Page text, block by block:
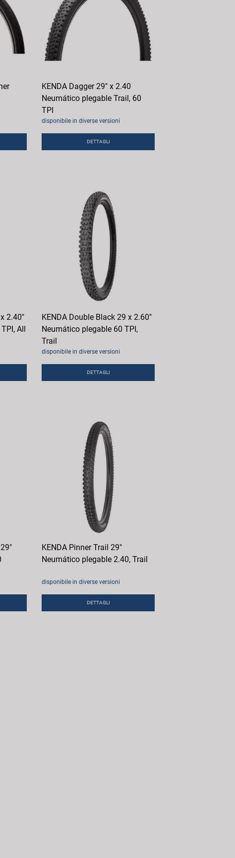
KENDA Dagger 29" x 2.40
Neumático plegable Trail, 60
TPI
disponibile in diverse versioni
DETTAGLI
2.40"
All
KENDA Double Black 29 x 2.60"
Neumático plegable 60 TPI,
Trail
disponibile in diverse versioni
DETTAGLI
KENDA Pinner Trail 29"
Neumático plegable 2.40, Trail
disponibile in diverse versioni
DETTAGLI